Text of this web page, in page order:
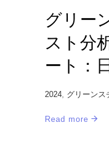
グリー
スト分
ート：
2024, グリーンス
Read more